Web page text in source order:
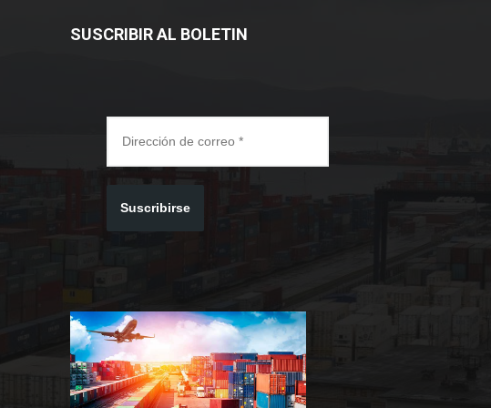
SUSCRIBIR AL BOLETIN
Suscribirse